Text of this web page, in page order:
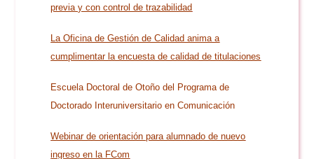
Doble Grado PER/CAV
Boletines
previa y con control de trazabilidad
La Oficina de Gestión de Calidad anima a
cumplimentar la encuesta de calidad de titulaciones
Escuela Doctoral de Otoño del Programa de
Doctorado Interuniversitario en Comunicación
Webinar de orientación para alumnado de nuevo
ingreso en la FCom